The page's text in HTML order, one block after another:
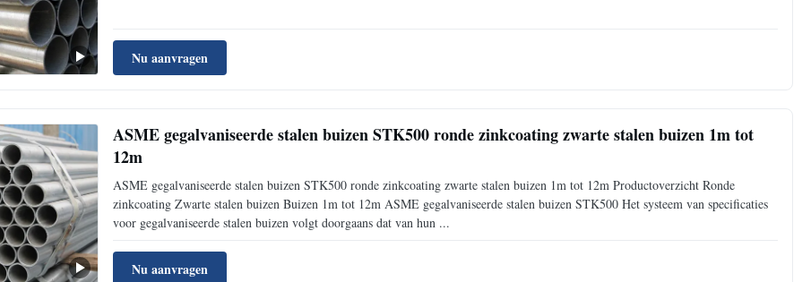
Nu aanvragen
ASME gegalvaniseerde stalen buizen STK500 ronde zinkcoating zwarte stalen buizen 1m tot
12m
ASME gegalvaniseerde stalen buizen STK500 ronde zinkcoating zwarte stalen buizen 1m tot 12m Productoverzicht Ronde
zinkcoating Zwarte stalen buizen Buizen 1m tot 12m ASME gegalvaniseerde stalen buizen STK500 Het systeem van specificaties
voor gegalvaniseerde stalen buizen volgt doorgaans dat van hun ...
Nu aanvragen